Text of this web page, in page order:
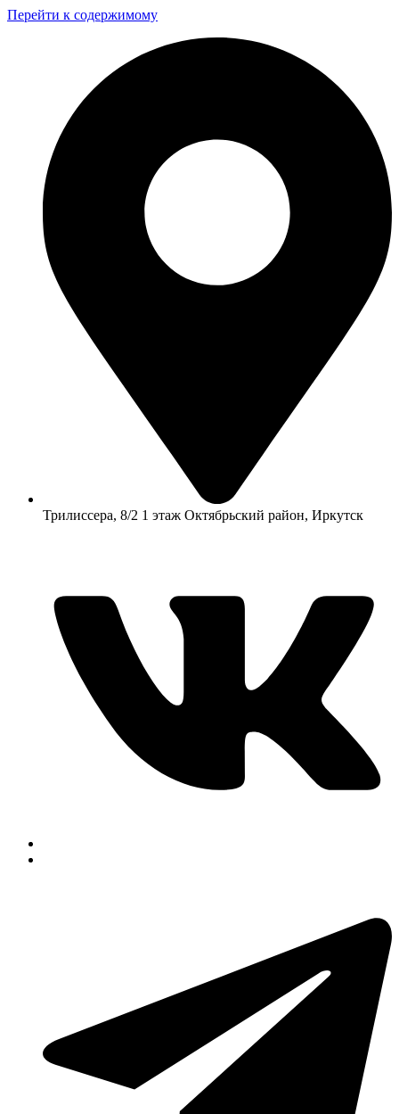
Перейти к содержимому
​Трилиссера, 8/2​ 1 этаж​ Октябрьский район, Иркутск